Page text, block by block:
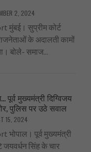
2, 2024
मुंबई। सुप्रीम कोर्ट
के अदालती कामों
बोले- समाज...
मुख्यमंत्री दिग्विजय
पुलिस पर उठे सवाल
15, 2024
पूर्व मुख्यमंत्री
जयवर्धन सिंह के चार